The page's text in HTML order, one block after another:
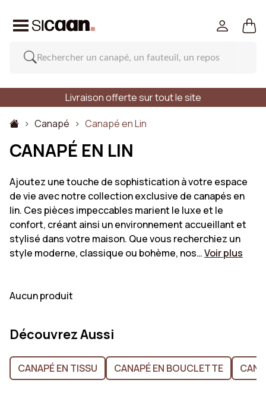
Livraison offerte sur tout le site
Canapé
Canapé en Lin
CANAPÉ EN LIN
Ajoutez une touche de sophistication à votre espace
de vie avec notre collection exclusive de canapés en
lin. Ces pièces impeccables marient le luxe et le
confort, créant ainsi un environnement accueillant et
stylisé dans votre maison. Que vous recherchiez un
style moderne, classique ou bohème, nos…Voir plus
Aucun produit
Découvrez Aussi
CANAPÉ EN TISSU CANAPÉ EN BOUCLETTE